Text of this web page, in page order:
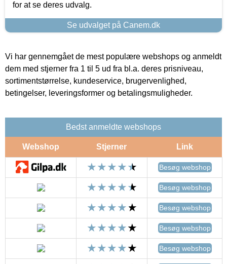
for at se deres udvalg.
Se udvalget på Canem.dk
Vi har gennemgået de mest populære webshops og anmeldt
dem med stjerner fra 1 til 5 ud fra bl.a. deres prisniveau,
sortimentstørrelse, kundeservice, brugervenlighed,
betingelser, leveringsformer og betalingsmuligheder.
Bedst anmeldte webshops
Webshop Stjerner Link
Besøg webshop
Besøg webshop
Besøg webshop
Besøg webshop
Besøg webshop